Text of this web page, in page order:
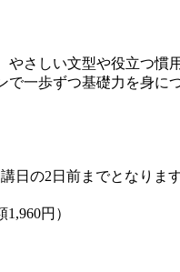
さしい文型や役立つ慣
一歩ずつ基礎力を身
日の2日前までとなります
円）